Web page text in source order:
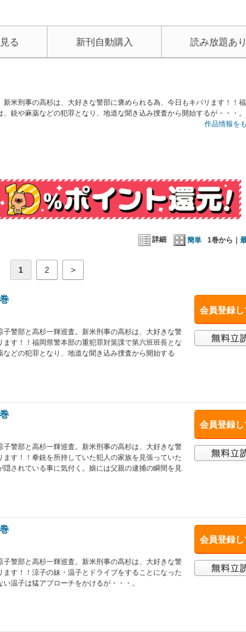
る 新刊自動購入 読み放題あり
米刑事の高杉は、大好きな警部に褒められる為、今日もキバリます！！
銃や麻薬などの犯罪となり、地道な聞き込み捜査から開始するが・・・。
作品情報を
詳細 簡単 1巻から｜
1 2 >
会員登録し
警部と高杉一輝巡査。新米刑事の高杉は、大好きな警
す！！福岡県警本部の重犯罪対策課で第六班班長とな
などの犯罪となり、地道な聞き込み捜査から開始する
会員登録し
警部と高杉一輝巡査。新米刑事の高杉は、大好きな警
す！！拳銃を所持していた犯人の家族を見張っていた
されている事に気付く。娘には父親の逮捕の瞬間を見
会員登録し
警部と高杉一輝巡査。新米刑事の高杉は、大好きな警
す！！涼子の妹・温子とドライブをすることになった
温子は猛アプローチをかけるが・・・。